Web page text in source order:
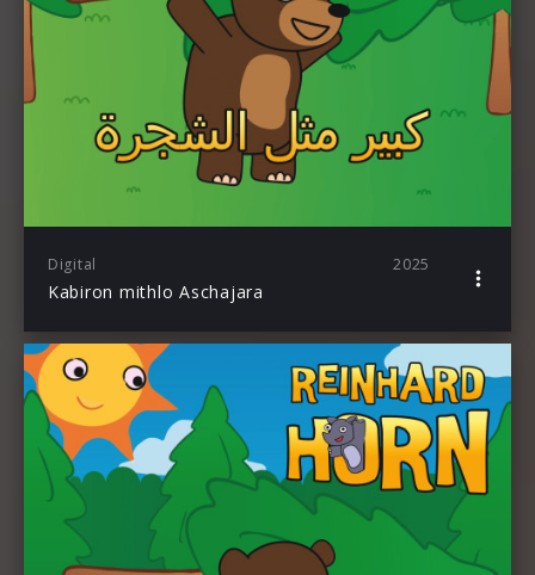
Digital 2025
Kabiron mithlo Aschajara